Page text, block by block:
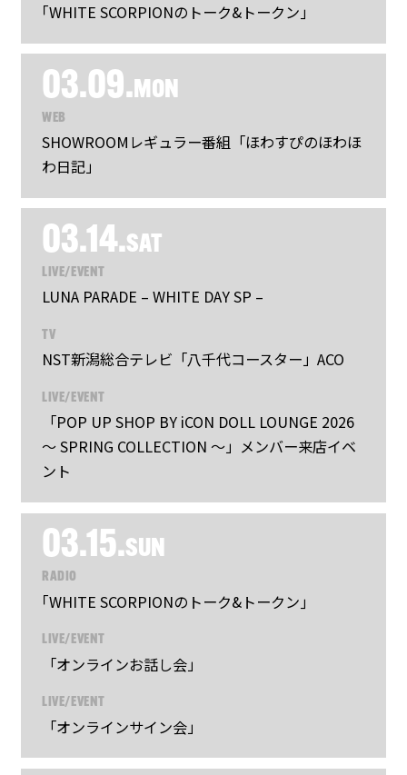
｢WHITE SCORPIONのトーク&トークン｣
03.09.MON
WEB
SHOWROOMレギュラー番組「ほわすぴのほわほ
わ日記」
03.14.SAT
LIVE/EVENT
LUNA PARADE – WHITE DAY SP –
TV
NST新潟総合テレビ「八千代コースター」ACO
LIVE/EVENT
「POP UP SHOP BY iCON DOLL LOUNGE 2026
～ SPRING COLLECTION ～」メンバー来店イベ
ント
03.15.SUN
RADIO
｢WHITE SCORPIONのトーク&トークン｣
LIVE/EVENT
「オンラインお話し会」
LIVE/EVENT
「オンラインサイン会」